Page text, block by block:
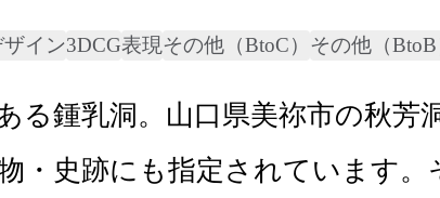
イン3DCG表現その他（BtoC） その他（BtoB
る鍾乳洞。山口県美祢市の秋
・史跡にも指定されています